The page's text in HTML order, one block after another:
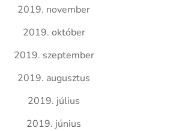
2019. november
2019. október
2019. szeptember
2019. augusztus
2019. július
2019. június